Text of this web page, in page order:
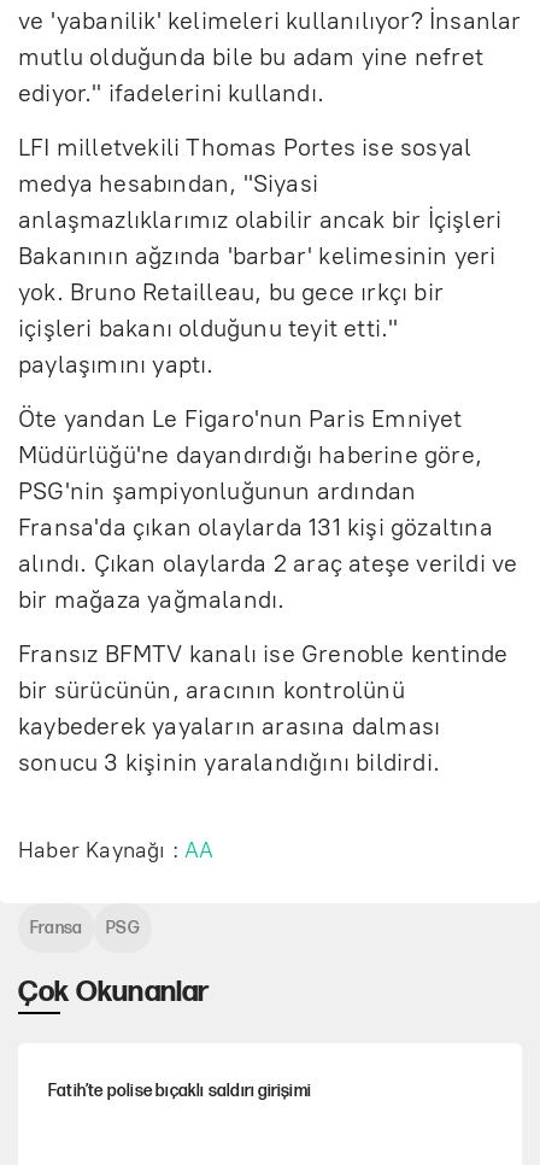
ve 'yabanilik' kelimeleri kullanılıyor? İnsanlar
mutlu olduğunda bile bu adam yine nefret
ediyor." ifadelerini kullandı.
LFI milletvekili Thomas Portes ise sosyal
medya hesabından, "Siyasi
anlaşmazlıklarımız olabilir ancak bir İçişleri
Bakanının ağzında 'barbar' kelimesinin yeri
yok. Bruno Retailleau, bu gece ırkçı bir
içişleri bakanı olduğunu teyit etti."
paylaşımını yaptı.
Öte yandan Le Figaro'nun Paris Emniyet
Müdürlüğü'ne dayandırdığı haberine göre,
PSG'nin şampiyonluğunun ardından
Fransa'da çıkan olaylarda 131 kişi gözaltına
alındı. Çıkan olaylarda 2 araç ateşe verildi ve
bir mağaza yağmalandı.
Fransız BFMTV kanalı ise Grenoble kentinde
bir sürücünün, aracının kontrolünü
kaybederek yayaların arasına dalması
sonucu 3 kişinin yaralandığını bildirdi.
Haber Kaynağı :AA
Çok Okunanlar
Fatih’te polise bıçaklı saldırı girişimi
Fransa PSG